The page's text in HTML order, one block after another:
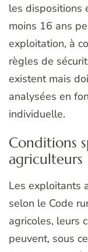
les dispositions
moins 16 ans
exploitation, à
règles de
existent mais
analysées en
individuelle.
Conditions
agriculteurs
Les exploitants
selon le Code
agricoles, leurs
peuvent, sous